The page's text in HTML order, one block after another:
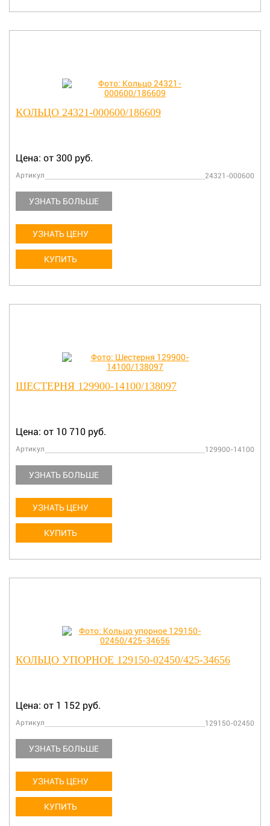
КОЛЬЦО 24321-000600/186609
Цена: от 300 руб.
Артикул 24321-000600
УЗНАТЬ БОЛЬШЕ
УЗНАТЬ ЦЕНУ
КУПИТЬ
ШЕСТЕРНЯ 129900-14100/138097
Цена: от 10 710 руб.
Артикул 129900-14100
УЗНАТЬ БОЛЬШЕ
УЗНАТЬ ЦЕНУ
КУПИТЬ
КОЛЬЦО УПОРНОЕ 129150-02450/425-34656
Цена: от 1 152 руб.
Артикул 129150-02450
УЗНАТЬ БОЛЬШЕ
УЗНАТЬ ЦЕНУ
КУПИТЬ